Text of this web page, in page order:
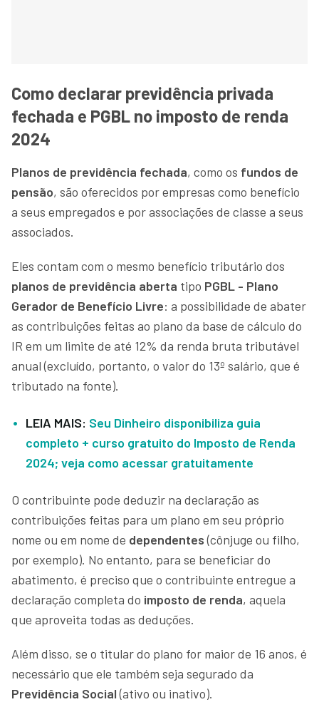
Como declarar previdência privada
fechada e PGBL no imposto de renda
2024
Planos de previdência fechada, como os fundos de
pensão, são oferecidos por empresas como benefício
a seus empregados e por associações de classe a seus
associados.
Eles contam com o mesmo benefício tributário dos
planos de previdência aberta tipo PGBL - Plano
Gerador de Benefício Livre: a possibilidade de abater
as contribuições feitas ao plano da base de cálculo do
IR em um limite de até 12% da renda bruta tributável
anual (excluído, portanto, o valor do 13º salário, que é
tributado na fonte).
LEIA MAIS: Seu Dinheiro disponibiliza guia
completo + curso gratuito do Imposto de Renda
2024; veja como acessar gratuitamente
O contribuinte pode deduzir na declaração as
contribuições feitas para um plano em seu próprio
nome ou em nome de dependentes(cônjuge ou filho,
por exemplo). No entanto, para se beneficiar do
abatimento, é preciso que o contribuinte entregue a
declaração completa do imposto de renda, aquela
que aproveita todas as deduções.
Além disso, se o titular do plano for maior de 16 anos, é
necessário que ele também seja segurado da
Previdência Social(ativo ou inativo).